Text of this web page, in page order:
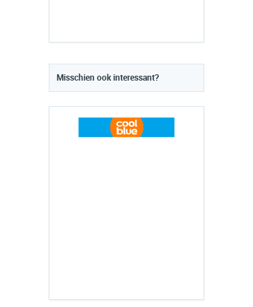
Misschien ook interessant?